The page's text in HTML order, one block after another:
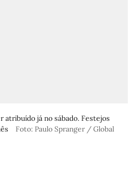
já no sábado. Festejos
Foto: Paulo Spranger / Global